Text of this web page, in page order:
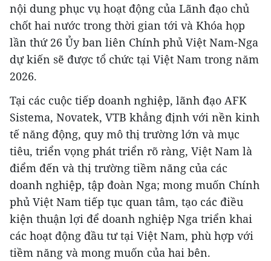
nội dung phục vụ hoạt động của Lãnh đạo chủ
chốt hai nước trong thời gian tới và Khóa họp
lần thứ 26 Ủy ban liên Chính phủ Việt Nam-Nga
dự kiến sẽ được tổ chức tại Việt Nam trong năm
2026.
Tại các cuộc tiếp doanh nghiệp, lãnh đạo AFK
Sistema, Novatek, VTB khẳng định với nền kinh
tế năng động, quy mô thị trường lớn và mục
tiêu, triển vọng phát triển rõ ràng, Việt Nam là
điểm đến và thị trường tiềm năng của các
doanh nghiệp, tập đoàn Nga; mong muốn Chính
phủ Việt Nam tiếp tục quan tâm, tạo các điều
kiện thuận lợi để doanh nghiệp Nga triển khai
các hoạt động đầu tư tại Việt Nam, phù hợp với
tiềm năng và mong muốn của hai bên.